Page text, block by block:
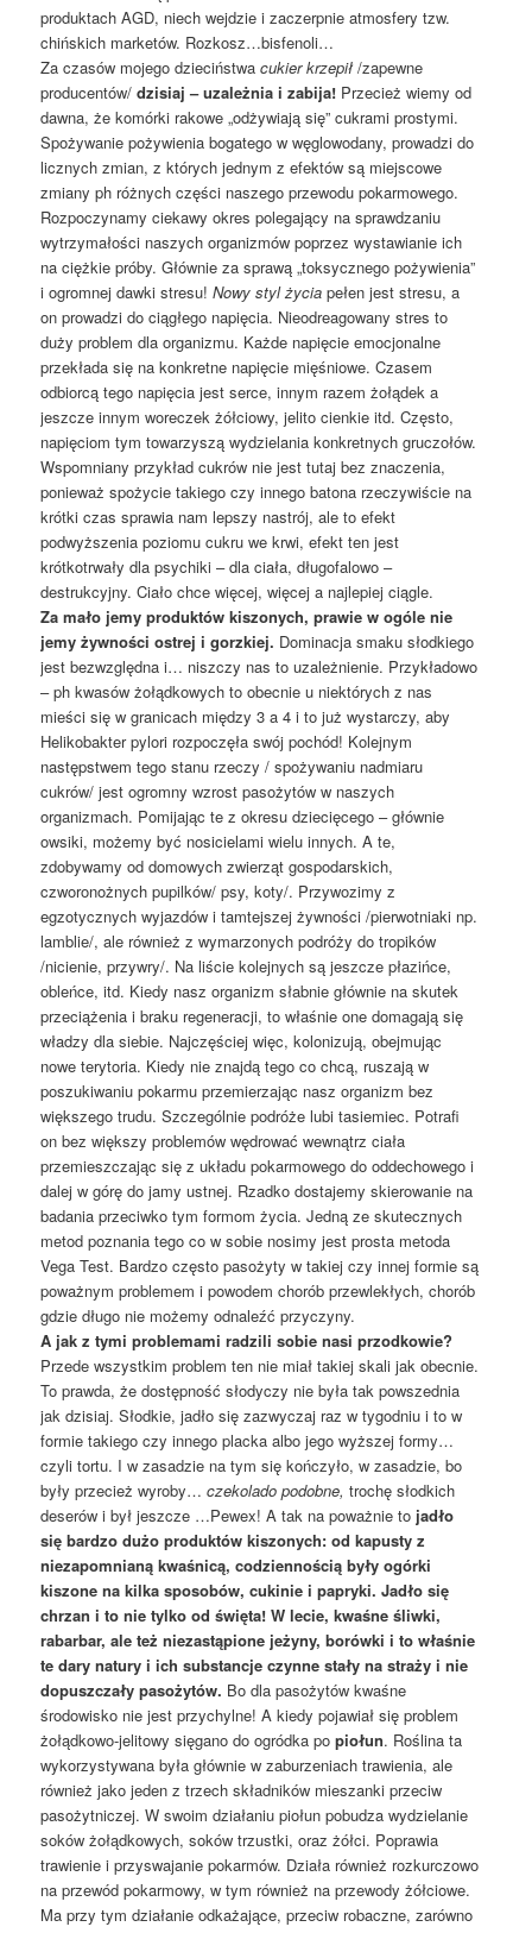
produktach AGD, niech wejdzie i zaczerpnie atmosfery tzw.
chińskich marketów. Rozkosz…bisfenoli…
Za czasów mojego dzieciństwacukier krzepił/zapewne
producentów/dzisiaj – uzależnia i zabija! Przecież wiemy od
dawna, że komórki rakowe „odżywiają się” cukrami prostymi.
Spożywanie pożywienia bogatego w węglowodany, prowadzi do
licznych zmian, z których jednym z efektów są miejscowe
zmiany ph różnych części naszego przewodu pokarmowego.
Rozpoczynamy ciekawy okres polegający na sprawdzaniu
wytrzymałości naszych organizmów poprzez wystawianie ich
na ciężkie próby. Głównie za sprawą „toksycznego pożywienia”
i ogromnej dawki stresu!Nowy styl życia pełen jest stresu, a
on prowadzi do ciągłego napięcia. Nieodreagowany stres to
duży problem dla organizmu. Każde napięcie emocjonalne
przekłada się na konkretne napięcie mięśniowe. Czasem
odbiorcą tego napięcia jest serce, innym razem żołądek a
jeszcze innym woreczek żółciowy, jelito cienkie itd. Często,
napięciom tym towarzyszą wydzielania konkretnych gruczołów.
Wspomniany przykład cukrów nie jest tutaj bez znaczenia,
ponieważ spożycie takiego czy innego batona rzeczywiście na
krótki czas sprawia nam lepszy nastrój, ale to efekt
podwyższenia poziomu cukru we krwi, efekt ten jest
krótkotrwały dla psychiki – dla ciała, długofalowo –
destrukcyjny. Ciało chce więcej, więcej a najlepiej ciągle.
Za mało jemy produktów kiszonych, prawie w ogóle nie
jemy żywności ostrej i gorzkiej. Dominacja smaku słodkiego
jest bezwzględna i… niszczy nas to uzależnienie. Przykładowo
– ph kwasów żołądkowych to obecnie u niektórych z nas
mieści się w granicach między 3 a 4 i to już wystarczy, aby
Helikobakter pylori rozpoczęła swój pochód! Kolejnym
następstwem tego stanu rzeczy / spożywaniu nadmiaru
cukrów/ jest ogromny wzrost pasożytów w naszych
organizmach. Pomijając te z okresu dziecięcego – głównie
owsiki, możemy być nosicielami wielu innych. A te,
zdobywamy od domowych zwierząt gospodarskich,
czworonożnych pupilków/ psy, koty/. Przywozimy z
egzotycznych wyjazdów i tamtejszej żywności /pierwotniaki np.
lamblie/, ale również z wymarzonych podróży do tropików
/nicienie, przywry/. Na liście kolejnych są jeszcze płazińce,
obleńce, itd. Kiedy nasz organizm słabnie głównie na skutek
przeciążenia i braku regeneracji, to właśnie one domagają się
władzy dla siebie. Najczęściej więc, kolonizują, obejmując
nowe terytoria. Kiedy nie znajdą tego co chcą, ruszają w
poszukiwaniu pokarmu przemierzając nasz organizm bez
większego trudu. Szczególnie podróże lubi tasiemiec. Potrafi
on bez większy problemów wędrować wewnątrz ciała
przemieszczając się z układu pokarmowego do oddechowego i
dalej w górę do jamy ustnej. Rzadko dostajemy skierowanie na
badania przeciwko tym formom życia. Jedną ze skutecznych
metod poznania tego co w sobie nosimy jest prosta metoda
Vega Test. Bardzo często pasożyty w takiej czy innej formie są
poważnym problemem i powodem chorób przewlekłych, chorób
gdzie długo nie możemy odnaleźć przyczyny.
A jak z tymi problemami radzili sobie nasi przodkowie?
Przede wszystkim problem ten nie miał takiej skali jak obecnie.
To prawda, że dostępność słodyczy nie była tak powszednia
jak dzisiaj. Słodkie, jadło się zazwyczaj raz w tygodniu i to w
formie takiego czy innego placka albo jego wyższej formy…
czyli tortu. I w zasadzie na tym się kończyło, w zasadzie, bo
były przecież wyroby…czekolado podobne, trochę słodkich
deserów i był jeszcze …Pewex! A tak na poważnie to jadło
się bardzo dużo produktów kiszonych: od kapusty z
niezapomnianą kwaśnicą, codziennością były ogórki
kiszone na kilka sposobów, cukinie i papryki. Jadło się
chrzan i to nie tylko od święta! W lecie, kwaśne śliwki,
rabarbar, ale też niezastąpione jeżyny, borówki i to właśnie
te dary natury i ich substancje czynne stały na straży i nie
dopuszczały pasożytów. Bo dla pasożytów kwaśne
środowisko nie jest przychylne! A kiedy pojawiał się problem
żołądkowo-jelitowy sięgano do ogródka popiołun. Roślina ta
wykorzystywana była głównie w zaburzeniach trawienia, ale
również jako jeden z trzech składników mieszanki przeciw
pasożytniczej. W swoim działaniu piołun pobudza wydzielanie
soków żołądkowych, soków trzustki, oraz żółci. Poprawia
trawienie i przyswajanie pokarmów. Działa również rozkurczowo
na przewód pokarmowy, w tym również na przewody żółciowe.
Ma przy tym działanie odkażające, przeciw robaczne, zarówno